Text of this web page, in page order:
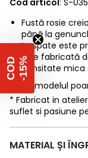
Cod articol: S-
Fustă rosie
până la
La spate este
Este fabricată
densitate mica
* Fotomodelul
* Fabricat in
suflet si pasiune
MATERIAL ȘI
C
O
D
-
1
5 %